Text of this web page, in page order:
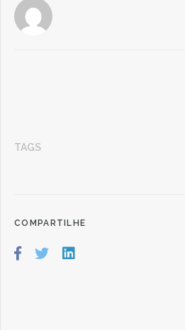
TAGS
COMPARTILHE